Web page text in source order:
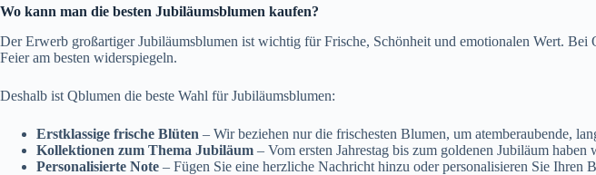
Wo kann man die besten Jubiläumsblumen kaufen?
Der Erwerb großartiger Jubiläumsblumen ist wichtig für Frische, Schönheit und emotionalen Wert.
Feier am besten widerspiegeln.
Deshalb ist Qblumen die beste Wahl für Jubiläumsblumen:
Erstklassige frische Blüten – Wir beziehen nur die frischesten Blumen, um atemberaubende,
Kollektionen zum Thema Jubiläum – Vom ersten Jahrestag bis zum goldenen Jubiläum
Personalisierte Note – Fügen Sie eine herzliche Nachricht hinzu oder personalisieren Sie Ihren